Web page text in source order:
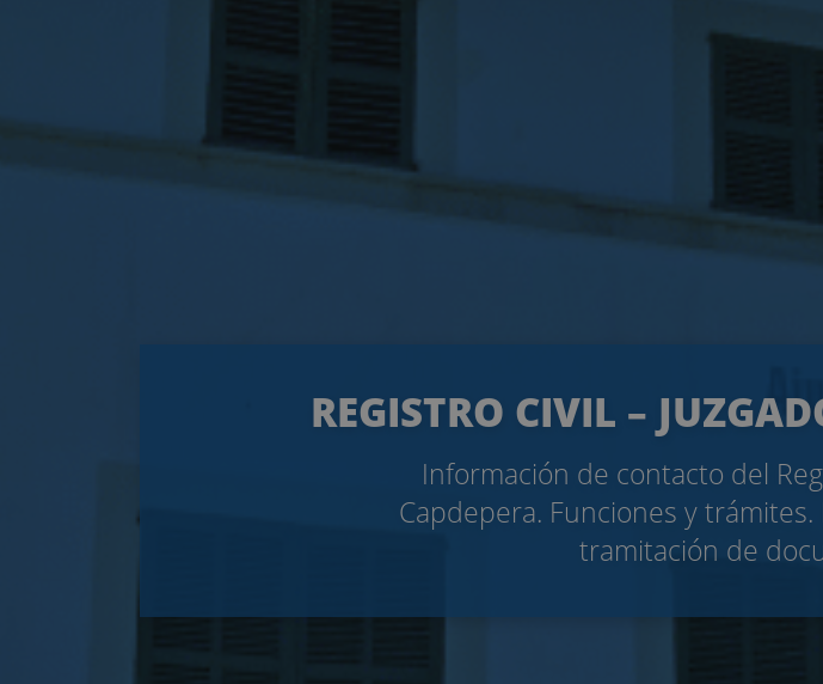
REGISTRO CIVIL –
Información de contacto del
Capdepera. Funciones y
tramitación de